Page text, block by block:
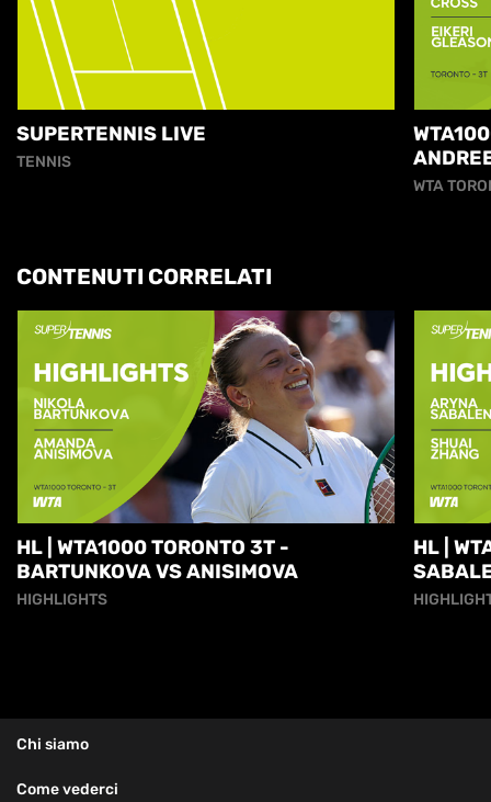
SUPERTENNIS LIVE
TENNIS
WTA
CONTENUTI CORRELATI
HL | WTA1000 TORONTO 3T -
BARTUNKOVA VS ANISIMOVA
HIGHLIGHTS
HL |
Chi siamo
Come vederci